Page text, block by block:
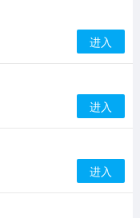
进入
进入
进入